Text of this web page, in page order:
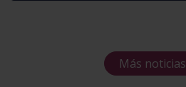
Más noticias